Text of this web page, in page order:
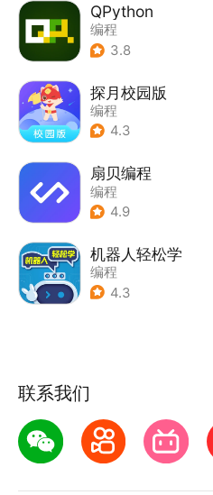
QPython
编程
3.8
探月校园版
编程
4.3
扇贝编程
编程
4.9
机器人轻松学
编程
4.3
联系我们